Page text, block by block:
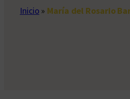
Inicio » María del Rosario